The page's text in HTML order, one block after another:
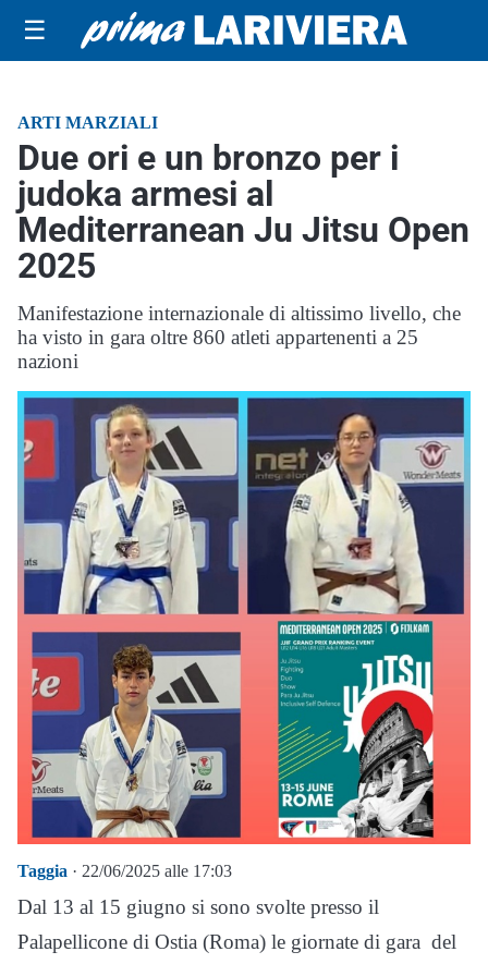
☰
ARTI MARZIALI
Due ori e un bronzo per i
judoka armesi al
Mediterranean Ju Jitsu Open
2025
Manifestazione internazionale di altissimo livello, che
ha visto in gara oltre 860 atleti appartenenti a 25
nazioni
Taggia · 22/06/2025 alle 17:03
Dal 13 al 15 giugno si sono svolte presso il
Palapellicone di Ostia (Roma) le giornate di gara del